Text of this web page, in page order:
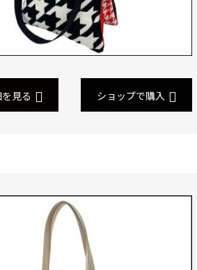
見る ショップで購入